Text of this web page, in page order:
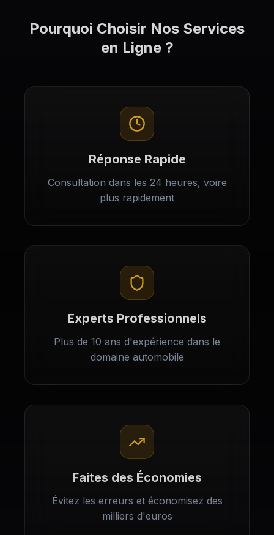
Pourquoi Choisir Nos Services
en Ligne ?
Réponse Rapide
Consultation dans les 24 heures, voire
plus rapidement
Experts Professionnels
Plus de 10 ans d'expérience dans le
domaine automobile
Faites des Économies
Évitez les erreurs et économisez des
milliers d'euros